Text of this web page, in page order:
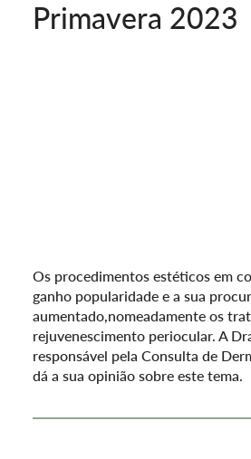
Primavera 2023
Os procedimentos estéticos em
ganho popularidade e a sua
aumentado,nomeadamente os
rejuvenescimento periocular. A
responsável pela Consulta de
dá a sua opinião sobre este tema.